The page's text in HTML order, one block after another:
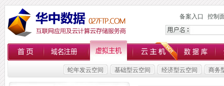
备案入口 控制
蛇年发云空间 基础型云空间 经济型云空间 商务